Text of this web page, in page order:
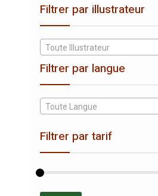
Filtrer par illustrateur
Toute Illustrateur
Filtrer par langue
Toute Langue
Filtrer par tarif